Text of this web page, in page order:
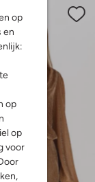
op
en
op
op
voor